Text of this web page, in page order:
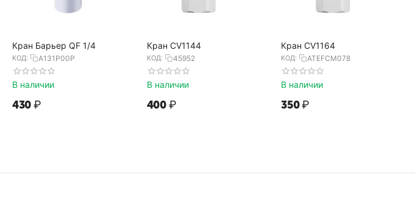
Кран Барьер QF 1/4
КОД: А131Р00Р
В наличии
‍430‍₽
Кран CV1144
КОД: 45952
В наличии
‍400‍ ₽
Кран CV1164
КОД: ATEFCM078
В наличии
‍350‍₽